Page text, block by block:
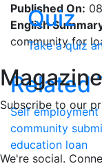
Quiz
Take a quiz
Magazine
Subscribe to our
We're social.
Published On:
English
community for
Related
Self employment
community
education loan